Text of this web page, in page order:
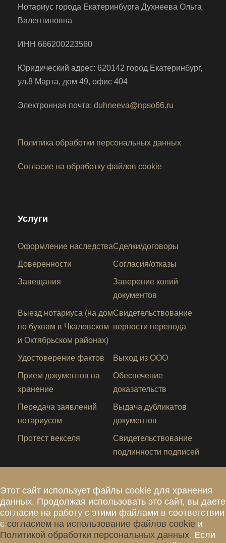
Нотариус города Екатеринбурга Духнеева Ольга
Валентиновна
ИНН 666200223560
Юридический адрес: 620142 город Екатеринбург,
ул.8 Марта, дом 49, офис 404
Электронная почта: duhneeva@npso66.ru
Политика обработки персональных данных
Согласие на обработку файлов cookie
Услуги
Оформление наследстваСделки/договоры
Доверенности Согласия/отказы
Завещания
Заверение копий
документов
Выезд нотариуса (на дом
по буквам в Чкаловском
и Октябрьском районах)
Свидетельствование
верности перевода
Удостоверение фактов Выход из ООО
Прием документов на
хранение
Обеспечение
доказательств
Передача заявлений
нотариусом
Выдача дубликатов
документов
Протест векселя
Свидетельствование
подлинности подписей
Этот сайт использует файлы cookie для хранения
данных. Продолжая использовать это сайт, вы даете
согласие на работу с этими файлами в соответствии
с согласием на использование файлов cookie и
Политикой обработки персональных данных. Если